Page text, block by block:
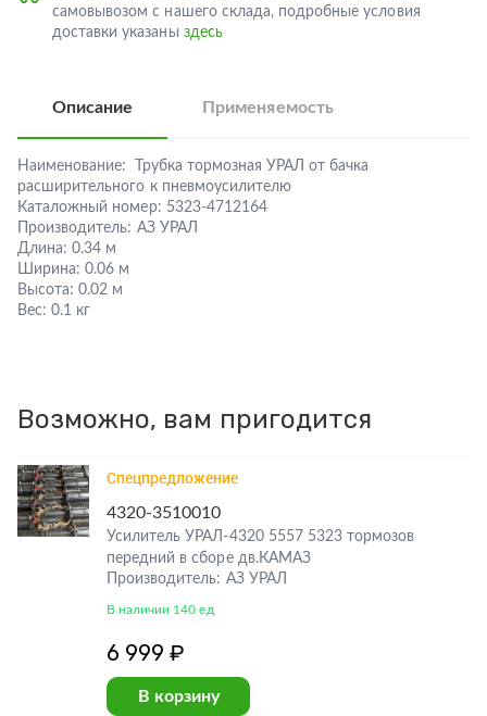
самовывозом с нашего склада, подробные условия
доставки указаны здесь
Описание Применяемость
Наименование:
Трубка тормозная УРАЛ от бачка
расширительного к пневмоусилителю
Каталожный номер: 5323-4712164
Производитель: АЗ УРАЛ
Длина: 0.34 м
Ширина: 0.06 м
Высота: 0.02 м
Вес: 0.1 кг
Возможно, вам пригодится
Спецпредложение
4320-3510010
Усилитель УРАЛ-4320 5557 5323 тормозов
передний в сборе дв.КАМАЗ
Производитель: АЗ УРАЛ
В наличии 140 ед
6 999 ₽
В корзину